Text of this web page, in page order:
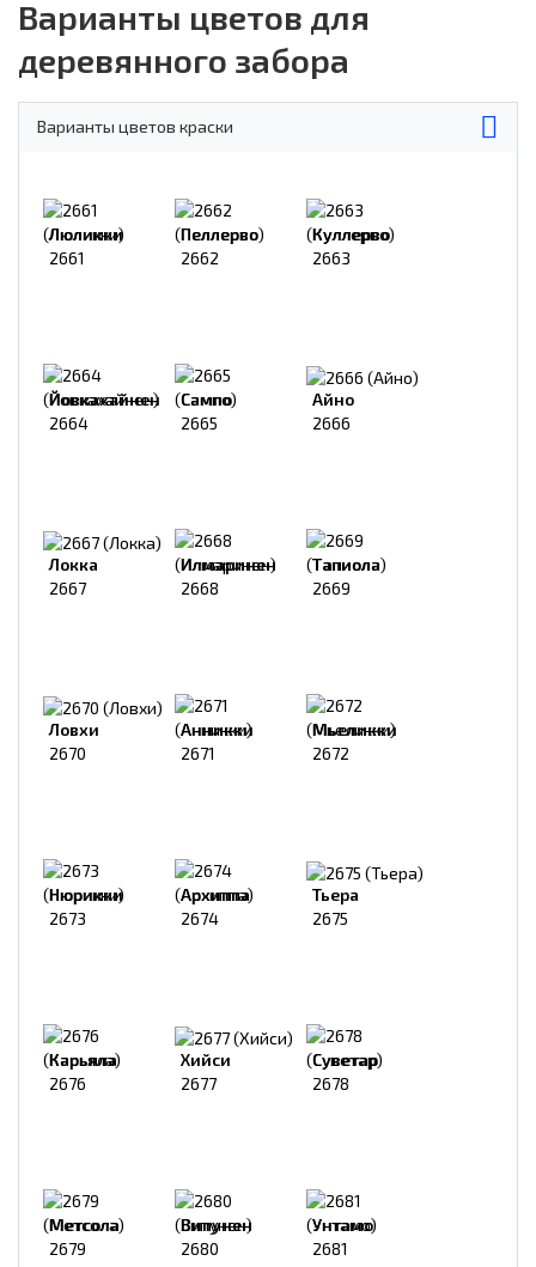
Варианты цветов для
деревянного забора
Варианты цветов краски
Люликки
2661
Пеллерво
2662
Куллерво
2663
Йовкахайнен
2664
Сампо
2665
Айно
2666
Локка
2667
Илмаринен
2668
Тапиола
2669
Ловхи
2670
Анникки
2671
Мьеликки
2672
Нюрикки
2673
Архиппа
2674
Тьера
2675
Карьяла
2676
Хийси
2677
Суветар
2678
Метсола
2679
Випунен
2680
Унтамо
2681